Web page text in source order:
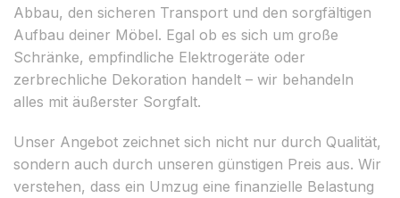
Abbau, den sicheren Transport und den sorgfältigen
Aufbau deiner Möbel. Egal ob es sich um große
Schränke, empfindliche Elektrogeräte oder
zerbrechliche Dekoration handelt – wir behandeln
alles mit äußerster Sorgfalt.
Unser Angebot zeichnet sich nicht nur durch Qualität,
sondern auch durch unseren günstigen Preis aus. Wir
verstehen, dass ein Umzug eine finanzielle Belastung